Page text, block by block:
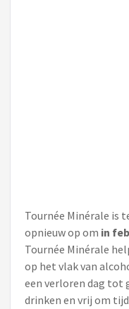
Tournée Minérale is
opnieuw op om in
Tournée Minérale
op het vlak van
een verloren dag tot
drinken en vrij om